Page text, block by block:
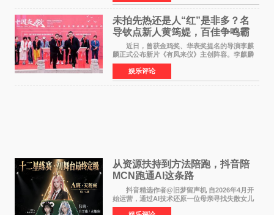
意见》——这是
未拍先热还是人“红”是非多？名
导钦点新人黄筠媞，百佳争鸣霸
气回应
近日，曾获金鸡奖、华表奖提名的导演李麒
麟正式公布新片《有凤来仪》主创阵容。李麒麟
早年凭电影《华容道》获得金鸡奖、华表奖提
名，此后长期参与国内外电影制作，其担任制片
人参与的作品亦曾
娱乐评论
从资源扶持到方法陪跑，抖音陪
MCN跑通AI这条路
抖音精选作者@旧梦留声机 自2026年4月开
始运营，通过AI技术还原一位母亲寻找失散女儿
的故事，凭借强情感表达获得大量用户关注，发